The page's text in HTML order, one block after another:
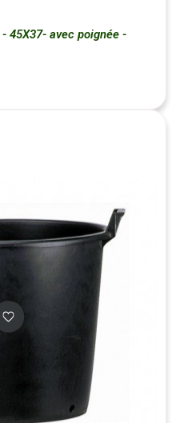
- 45X37- avec poignée -